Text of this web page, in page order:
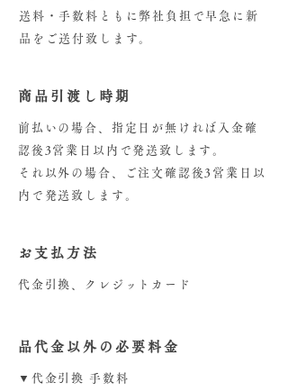
送料・手数料ともに弊社負担で早急に新
品をご送付致します。
商品引渡し時期
前払いの場合、指定日が無ければ入金確
認後3営業日以内で発送致します。
それ以外の場合、ご注文確認後3営業日以
内で発送致します。
お支払方法
代金引換、クレジットカード
品代金以外の必要料金
▼代金引換 手数料